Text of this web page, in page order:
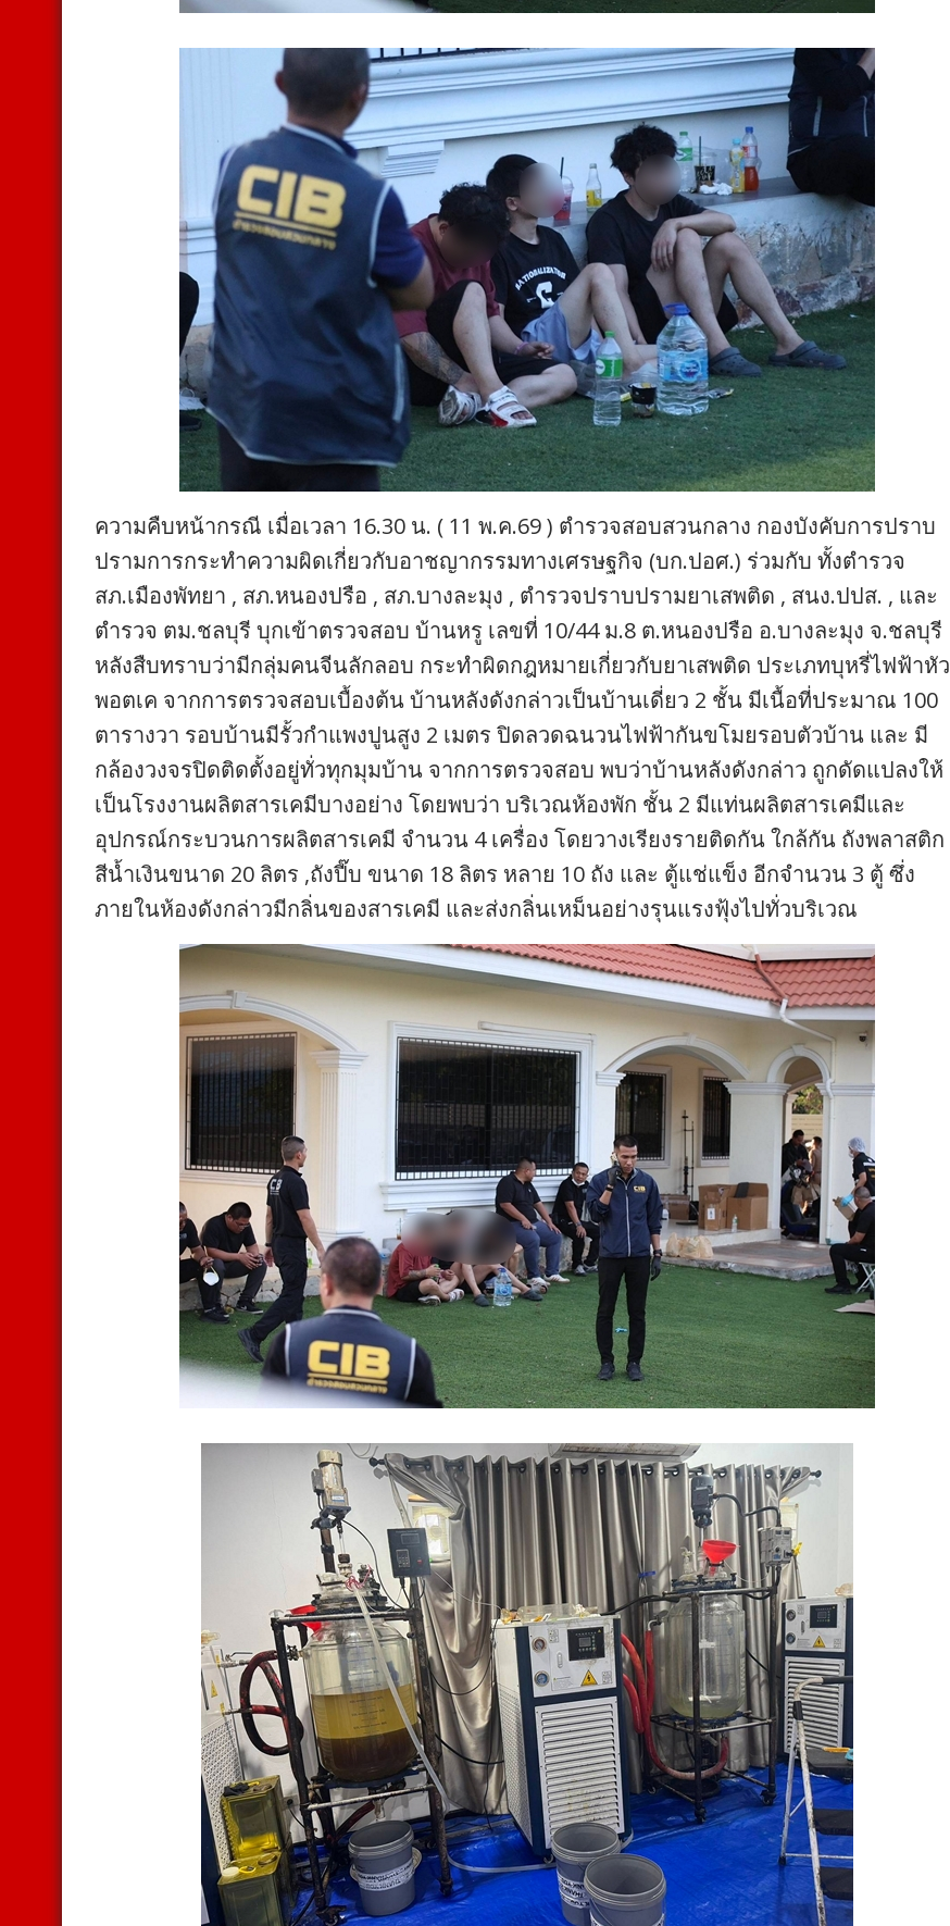
ความคืบหน้ากรณี เมื่อเวลา 16.30 น. ( 11 พ.ค.69 ) ตำรวจสอบสวนกลาง กองบังคับการปราบ
ปรามการกระทำความผิดเกี่ยวกับอาชญากรรมทางเศรษฐกิจ (บก.ปอศ.) ร่วมกับ ทั้งตำรวจ
สภ.เมืองพัทยา , สภ.หนองปรือ , สภ.บางละมุง , ตำรวจปราบปรามยาเสพติด , สนง.ปปส. , และ
ตำรวจ ตม.ชลบุรี บุกเข้าตรวจสอบ บ้านหรู เลขที่ 10/44 ม.8 ต.หนองปรือ อ.บางละมุง จ.ชลบุรี
หลังสืบทราบว่ามีกลุ่มคนจีนลักลอบ กระทำผิดกฎหมายเกี่ยวกับยาเสพติด ประเภทบุหรี่ไฟฟ้าหัว
พอตเค จากการตรวจสอบเบื้องต้น บ้านหลังดังกล่าวเป็นบ้านเดี่ยว 2 ชั้น มีเนื้อที่ประมาณ 100
ตารางวา รอบบ้านมีรั้วกำแพงปูนสูง 2 เมตร ปิดลวดฉนวนไฟฟ้ากันขโมยรอบตัวบ้าน และ มี
กล้องวงจรปิดติดตั้งอยู่ทั่วทุกมุมบ้าน จากการตรวจสอบ พบว่าบ้านหลังดังกล่าว ถูกดัดแปลงให้
เป็นโรงงานผลิตสารเคมีบางอย่าง โดยพบว่า บริเวณห้องพัก ชั้น 2 มีแท่นผลิตสารเคมีและ
อุปกรณ์กระบวนการผลิตสารเคมี จำนวน 4 เครื่อง โดยวางเรียงรายติดกัน ใกล้กัน ถังพลาสติก
สีน้ำเงินขนาด 20 ลิตร ,ถังปี๊บ ขนาด 18 ลิตร หลาย 10 ถัง และ ตู้แช่แข็ง อีกจำนวน 3 ตู้ ซึ่ง
ภายในห้องดังกล่าวมีกลิ่นของสารเคมี และส่งกลิ่นเหม็นอย่างรุนแรงฟุ้งไปทั่วบริเวณ